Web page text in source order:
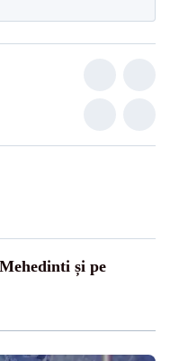
și pe